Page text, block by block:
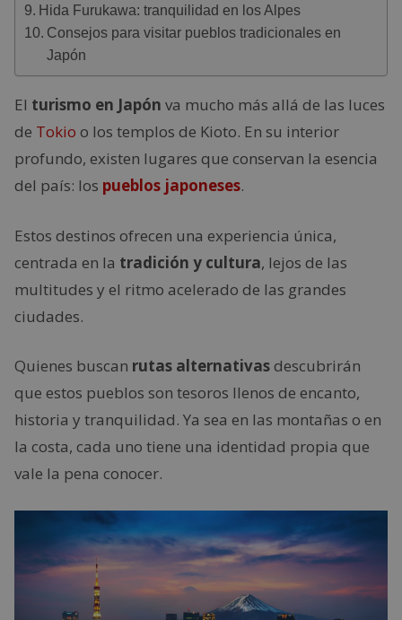
Hida Furukawa: tranquilidad en los Alpes
Consejos para visitar pueblos tradicionales en
Japón
El turismo en Japón va mucho más allá de las luces
de Tokio o los templos de Kioto. En su interior
profundo, existen lugares que conservan la esencia
del país: los pueblos japoneses.
Estos destinos ofrecen una experiencia única,
centrada en la tradición y cultura, lejos de las
multitudes y el ritmo acelerado de las grandes
ciudades.
Quienes buscan rutas alternativasdescubrirán
que estos pueblos son tesoros llenos de encanto,
historia y tranquilidad. Ya sea en las montañas o en
la costa, cada uno tiene una identidad propia que
vale la pena conocer.